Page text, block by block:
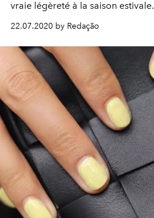
vraie légèreté à la saison estivale.
22.07.2020 by Redação